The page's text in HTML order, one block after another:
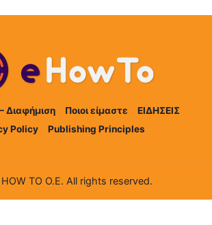
Διαφήμιση Ποιοι είμαστε
ΕΙΔΗΣΕΙΣ
Policy
Publishing Principles
TO Ο.Ε. All rights reserved.